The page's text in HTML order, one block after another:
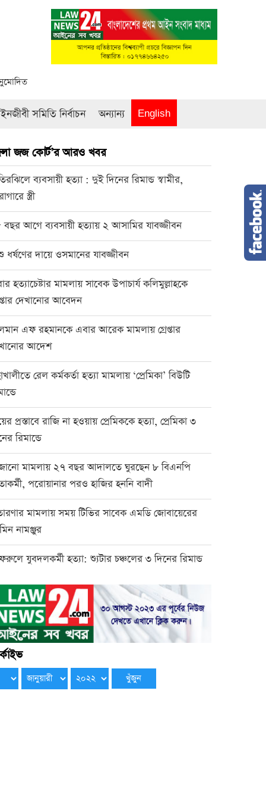
সমিতি নির্বাচন অন্যান্য English
জজ কোর্ট’র আরও খবর
ব্যবসায়ী হত্যা : দুই দিনের রিমান্ড স্বামীর,
স্ত্রী
আগে ব্যবসায়ী হত্যায় ২ আসামির যাবজ্জীবন
ধর্ষণের দায়ে ওসমানের যাবজ্জীবন
হত্যাচেষ্টার মামলায় সাবেক উপাচার্য কলিমুল্লাহকে
দেখানোর আবেদন
এফ রহমানকে এবার আরেক মামলায় গ্রেপ্তার
আদেশ
রেল কর্মকর্তা হত্যা মামলায় ‘প্রেমিকা’ বিউটি
প্রস্তাবে রাজি না হওয়ায় প্রেমিককে হত্যা, প্রেমিকা ৩
রিমান্ডে
মামলায় ২৭ বছর আদালতে ঘুরছেন ৮ বিএনপি
পরোয়ানার পরও হাজির হননি বাদী
মামলায় সময় টিভির সাবেক এমডি জোবায়েরের
নামঞ্জুর
যুবদলকর্মী হত্যা: শ্যুটার চঞ্চলের ৩ দিনের রিমান্ড